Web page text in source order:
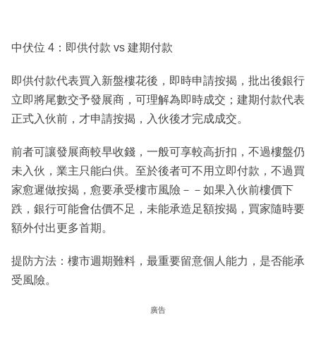
中伏位 4：即供付款 vs 建期付款
即供付款代表買入新盤樓花後，即時申請按揭，批出後銀行
立即將尾數交予發展商，可理解為即時成交；建期付款代表
正式入伙前，才申請按揭，入伙後才完成成交。
前者可讓發展商較早收錢，一般可享較高折扣，不過樓盤仍
未入伙，業主只能白供。至於後者可不用立即付款，不過買
家愈遲做按揭，愈要承受樓市風險－－如果入伙前樓價下
跌，銀行可能會估價不足，未能承造足額按揭，買家隨時要
額外付出更多首期。
提防方法：樓市週期難料，最重要留意個人能力，是否能承
受風險。
廣告